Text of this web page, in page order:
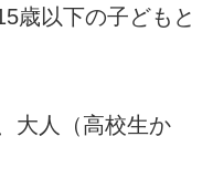
歳以下の子どもと
人（高校生か